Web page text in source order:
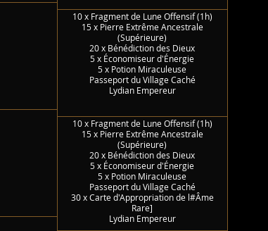
10 x Fragment de Lune Offensif (1h)
15 x Pierre Extrême Ancestrale
(Supérieure)
20 x Bénédiction des Dieux
5 x Économiseur d'Énergie
5 x Potion Miraculeuse
Passeport du Village Caché
Lydian Empereur
10 x Fragment de Lune Offensif (1h)
15 x Pierre Extrême Ancestrale
(Supérieure)
20 x Bénédiction des Dieux
5 x Économiseur d'Énergie
5 x Potion Miraculeuse
Passeport du Village Caché
30 x Carte d'Appropriation de l#Âme
Rare]
Lydian Empereur